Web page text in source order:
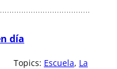
día
Topics: Escuela, La